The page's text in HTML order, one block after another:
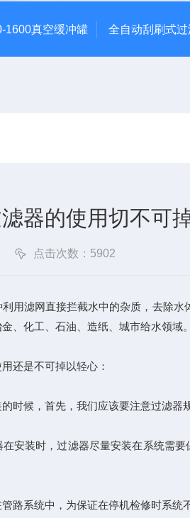
1600真空缓冲罐 全自动刮刷式过
器的使用切不可
点击次数：5902
利用滤网直接拦截水中的杂质，去除
、化工、石油、造纸、城市给水领域
是不可掉以轻心：
时候，首先，我们应该要注意过滤器
装时，过滤器尽量安装在系统需要
系统中，为保证在停机检修时系统